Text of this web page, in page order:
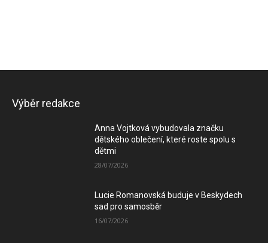
Výběr redakce
Anna Vojtková vybudovala značku
dětského oblečení, které roste spolu s
dětmi
28/07/2026
Lucie Romanovská buduje v Beskydech
sad pro samosběr
16/07/2026